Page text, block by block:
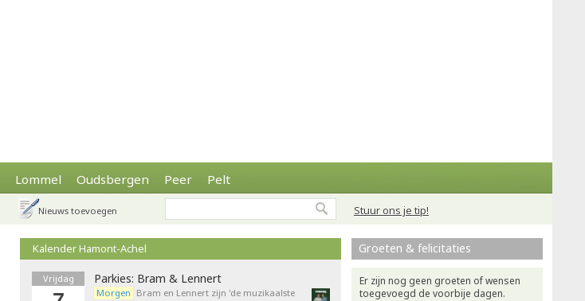
Lommel Oudsbergen Peer Pelt
Stuur ons je tip!
Nieuws toevoegen
Kalender Hamont-Achel
Vrijdag Parkies: Bram & Lennert
Morgen Bram en Lennert zijn 'de muzikaalste
Groeten & felicitaties
Er zijn nog geen groeten of wensen
toegevoegd de voorbije dagen.